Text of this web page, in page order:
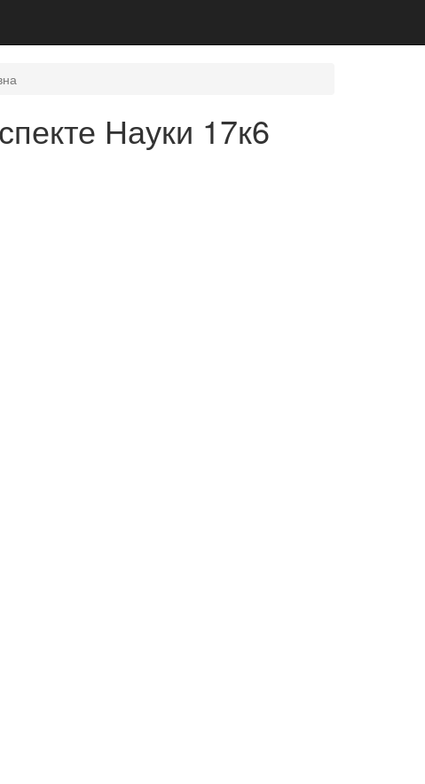
Науки 17к6